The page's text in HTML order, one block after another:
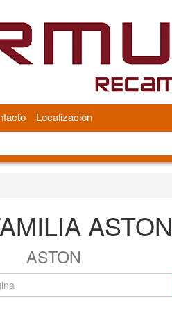
Localización
ASTON
ASTON